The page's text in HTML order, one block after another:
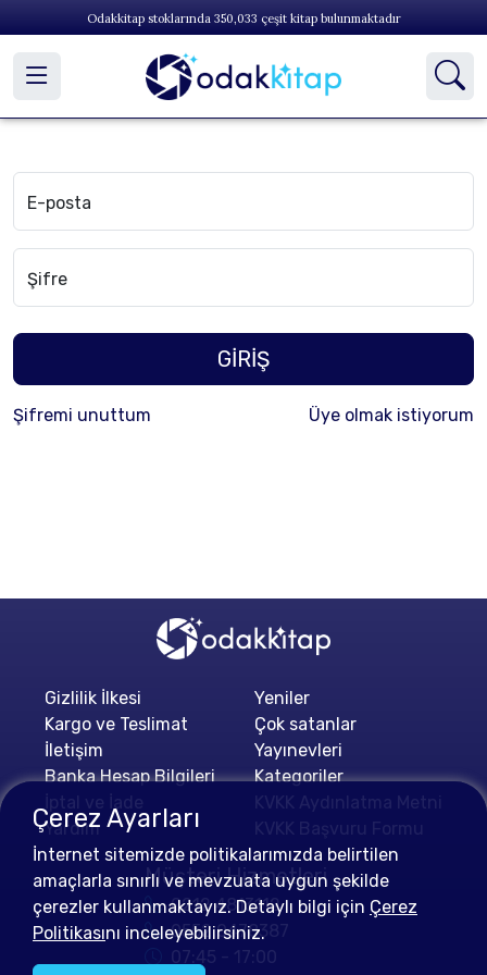
Odakkitap stoklarında 350,033 çeşit kitap bulunmaktadır
E-posta
Şifre
GİRİŞ
Şifremi unuttum Üye olmak istiyorum
Gizlilik İlkesi
Kargo ve Teslimat
İletişim
Banka Hesap Bilgileri
Yardım
Yeniler
Çok satanlar
Yayınevleri
Kategoriler
Müşteri Hizmetleri
0212 4813112
0552 0478387
07:45 - 17:00
Çerez Ayarları
İnternet sitemizde politikalarımızda belirtilen
amaçlarla sınırlı ve mevzuata uygun şekilde
çerezler kullanmaktayız. Detaylı bilgi için Çerez
Politikasını inceleyebilirsiniz.